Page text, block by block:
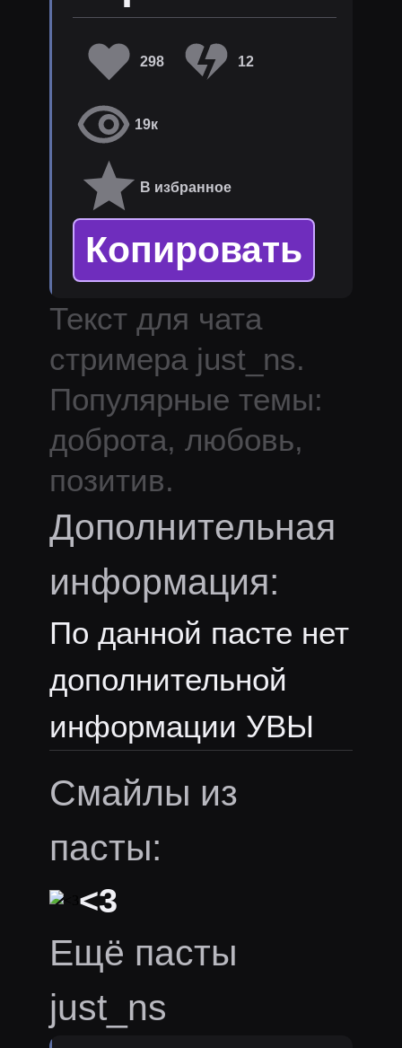
298 12
19к
В избранное
Копировать
Текст для чата
стримера just_ns.
Популярные темы:
доброта, любовь,
позитив.
Дополнительная
информация:
По данной пасте нет
дополнительной
информации УВЫ
Смайлы из
пасты:
<3
Ещё пасты
just_ns